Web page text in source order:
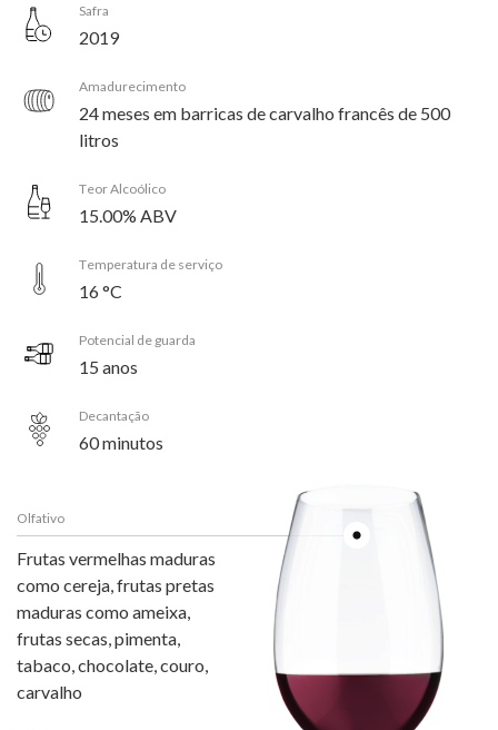
Safra
2019
Amadurecimento
24 meses em barricas de carvalho francês de 500
litros
Teor Alcoólico
15.00% ABV
Temperatura de serviço
16 °C
Potencial de guarda
15 anos
Decantação
60 minutos
Olfativo
Frutas vermelhas maduras
como cereja, frutas pretas
maduras como ameixa,
frutas secas, pimenta,
tabaco, chocolate, couro,
carvalho